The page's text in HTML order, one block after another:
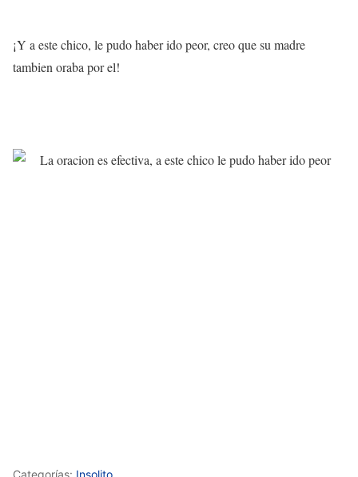
¡Y a este chico, le pudo haber ido peor, creo que su madre
tambien oraba por el!